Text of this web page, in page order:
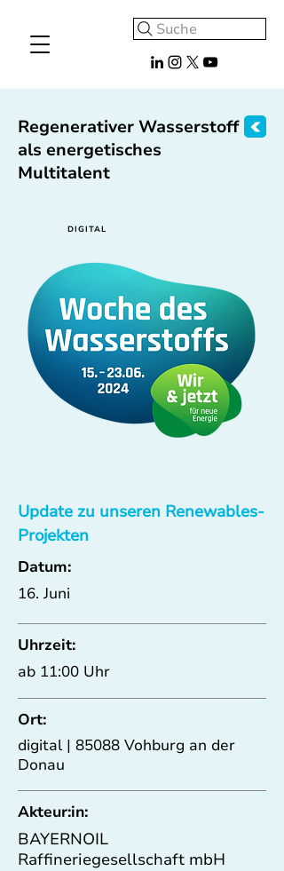
Suche
Regenerativer Wasserstoff
als energetisches
Multitalent
DIGITAL
Update zu unseren Renewables-
Projekten
Datum:
16. Juni
Uhrzeit:
ab 11:00 Uhr
Ort:
digital | 85088 Vohburg an der
Donau
Akteur:in:
BAYERNOIL
Raffineriegesellschaft mbH